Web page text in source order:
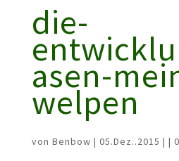
die-
asen-
welpen
von Benbow | 05.Dez..2015 | |